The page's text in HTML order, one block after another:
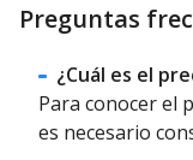
Preguntas
¿Cuál es el
Para conocer el
es necesario